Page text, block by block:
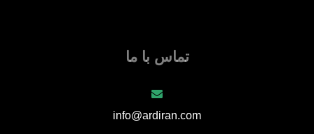
تماس با ما
info@ardiran.com